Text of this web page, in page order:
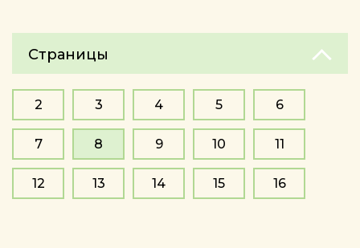
Страницы
2 3 4 5 6
7 8 9 10 11
12 13 14 15 16